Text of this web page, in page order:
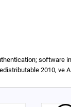
software
2010, ve